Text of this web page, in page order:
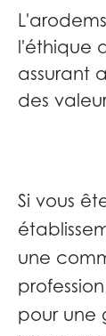
l'éthique
assurant
des
Si vous
une
pour une